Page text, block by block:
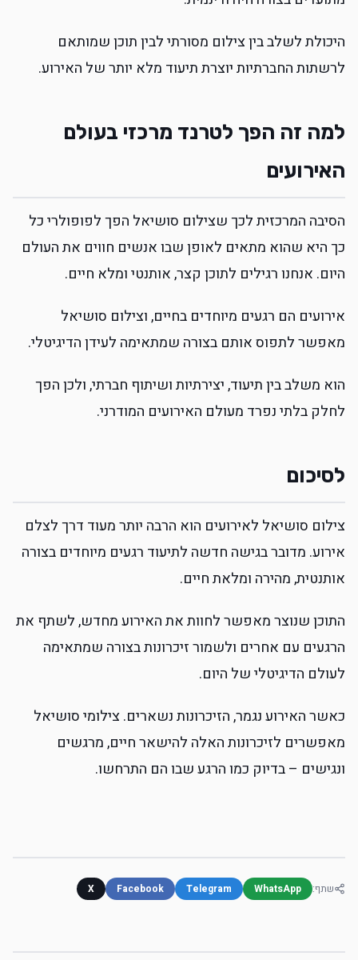
היכולת לשלב בין צילום מסורתי לבין תוכן שמותאם
לרשתות החברתיות יוצרת תיעוד מלא יותר של האירוע.
למה זה הפך לטרנד מרכזי בעולם
האירועים
הסיבה המרכזית לכך שצילום סושיאל הפך לפופולרי כל
כך היא שהוא מתאים לאופן שבו אנשים חווים את העולם
היום. אנחנו רגילים לתוכן קצר, אותנטי ומלא חיים.
אירועים הם רגעים מיוחדים בחיים, וצילום סושיאל
מאפשר לתפוס אותם בצורה שמתאימה לעידן הדיגיטלי.
הוא משלב בין תיעוד, יצירתיות ושיתוף חברתי, ולכן הפך
לחלק בלתי נפרד מעולם האירועים המודרני.
לסיכום
צילום סושיאל לאירועים הוא הרבה יותר מעוד דרך לצלם
אירוע. מדובר בגישה חדשה לתיעוד רגעים מיוחדים בצורה
אותנטית, מהירה ומלאת חיים.
התוכן שנוצר מאפשר לחוות את האירוע מחדש, לשתף את
הרגעים עם אחרים ולשמור זיכרונות בצורה שמתאימה
לעולם הדיגיטלי של היום.
כאשר האירוע נגמר, הזיכרונות נשארים. צילומי סושיאל
מאפשרים לזיכרונות האלה להישאר חיים, מרגשים
ונגישים – בדיוק כמו הרגע שבו הם התרחשו.
שתף: WhatsApp
Telegram
Facebook
X